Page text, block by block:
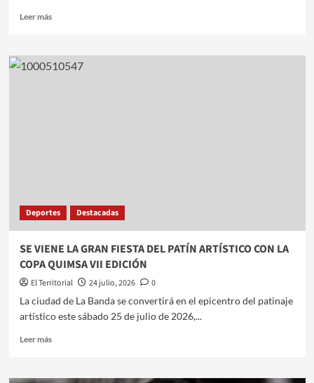
Leer másLeer
LAS
TERMAS
Deportes Destacadas
SE VIENE LA GRAN FIESTA DEL PATÍN ARTÍSTICO CON LA
COPA QUIMSA VII EDICIÓN
El Territorial 24 julio, 2026
0
La ciudad de La Banda se convertirá en el epicentro del patinaje
artístico este sábado 25 de julio de 2026,...
Leer másLeer
SE